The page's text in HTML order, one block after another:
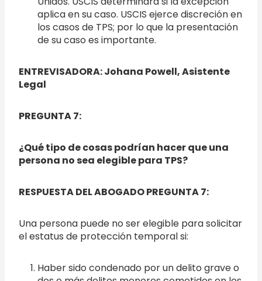
aplica en su caso. USCIS ejerce discreción en
los casos de TPS; por lo que la presentación
de su caso es importante.
ENTREVISADORA: Johana Powell, Asistente
Legal
PREGUNTA 7:
¿Qué tipo de cosas podrían hacer que una
persona no sea elegible para TPS?
RESPUESTA DEL ABOGADO PREGUNTA 7:
Una persona puede no ser elegible para solicitar
el estatus de protección temporal si:
Haber sido condenado por un delito grave o